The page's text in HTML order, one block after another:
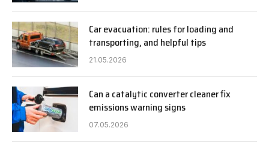
Car evacuation: rules for loading and
transporting, and helpful tips
21.05.2026
Can a catalytic converter cleaner fix
emissions warning signs
07.05.2026